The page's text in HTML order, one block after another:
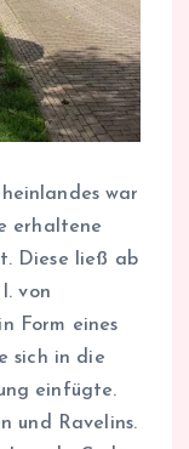
war
erhaltene
Diese ließ ab
von
Form eines
sich in die
einfügte.
und Ravelins.